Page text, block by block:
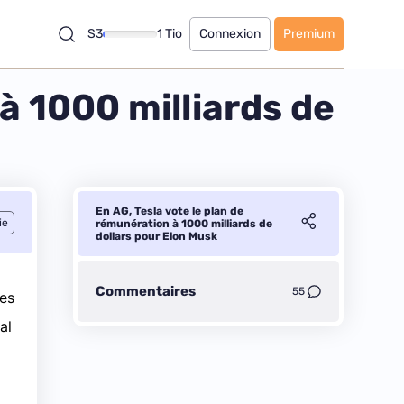
S3 1 Tio Connexion Premium
1000 milliards de
En AG, Tesla vote le plan de
rémunération à 1000 milliards de
dollars pour Elon Musk
Commentaires 55